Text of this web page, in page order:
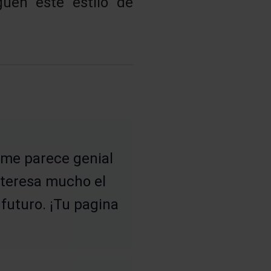
parece genial
mucho el
¡Tu pagina